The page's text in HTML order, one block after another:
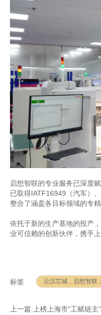
启想智联的专业服务已深度
已取得IATF16949（汽车）
整合了涵盖各目标领域的专
依托于新的生产基地的投产
业可信赖的创新伙伴，携手
标签 云汉芯城，启想智联
上一篇:上榜上海市“工赋链主”